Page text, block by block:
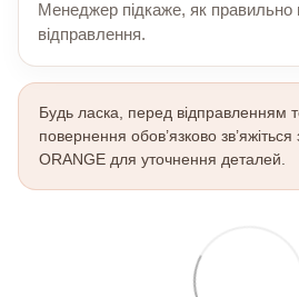
Менеджер підкаже, як правильно
відправлення.
Будь ласка, перед відправленням
повернення обов’язково
ORANGE для уточнення деталей.